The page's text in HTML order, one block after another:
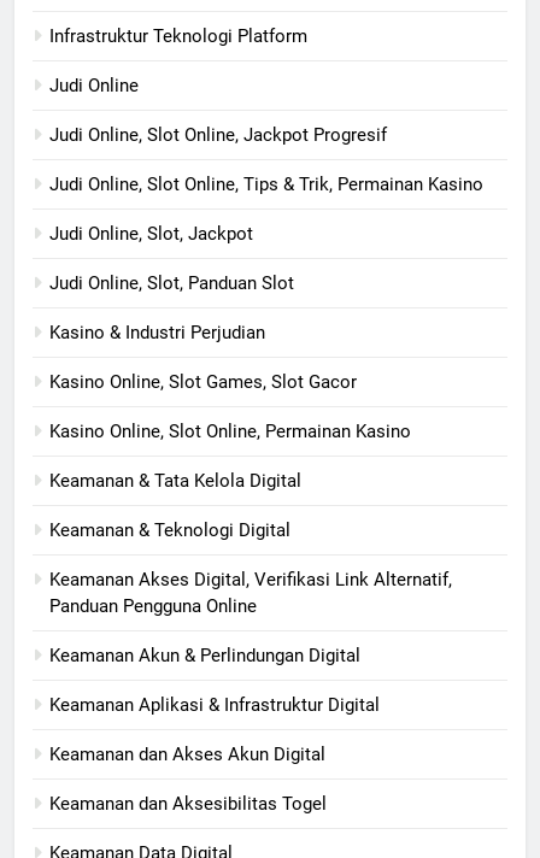
Infrastruktur Teknologi Platform
Judi Online
Judi Online, Slot Online, Jackpot Progresif
Judi Online, Slot Online, Tips & Trik, Permainan Kasino
Judi Online, Slot, Jackpot
Judi Online, Slot, Panduan Slot
Kasino & Industri Perjudian
Kasino Online, Slot Games, Slot Gacor
Kasino Online, Slot Online, Permainan Kasino
Keamanan & Tata Kelola Digital
Keamanan & Teknologi Digital
Keamanan Akses Digital, Verifikasi Link Alternatif,
Panduan Pengguna Online
Keamanan Akun & Perlindungan Digital
Keamanan Aplikasi & Infrastruktur Digital
Keamanan dan Akses Akun Digital
Keamanan dan Aksesibilitas Togel
Keamanan Data Digital